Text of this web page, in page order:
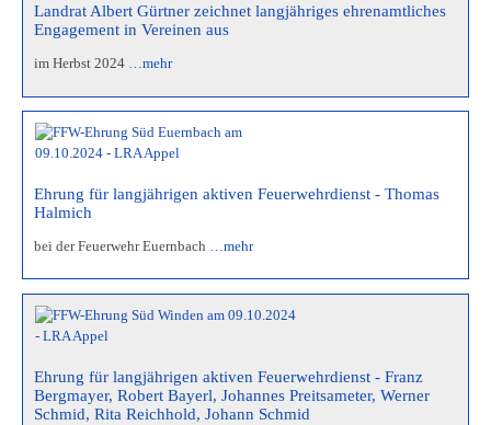
Landrat Albert Gürtner zeichnet langjähriges ehrenamtliches
Engagement in Vereinen aus
im Herbst 2024 …mehr
Ehrung für langjährigen aktiven Feuerwehrdienst - Thomas
Halmich
bei der Feuerwehr Euernbach …mehr
Ehrung für langjährigen aktiven Feuerwehrdienst - Franz
Bergmayer, Robert Bayerl, Johannes Preitsameter, Werner
Schmid, Rita Reichhold, Johann Schmid